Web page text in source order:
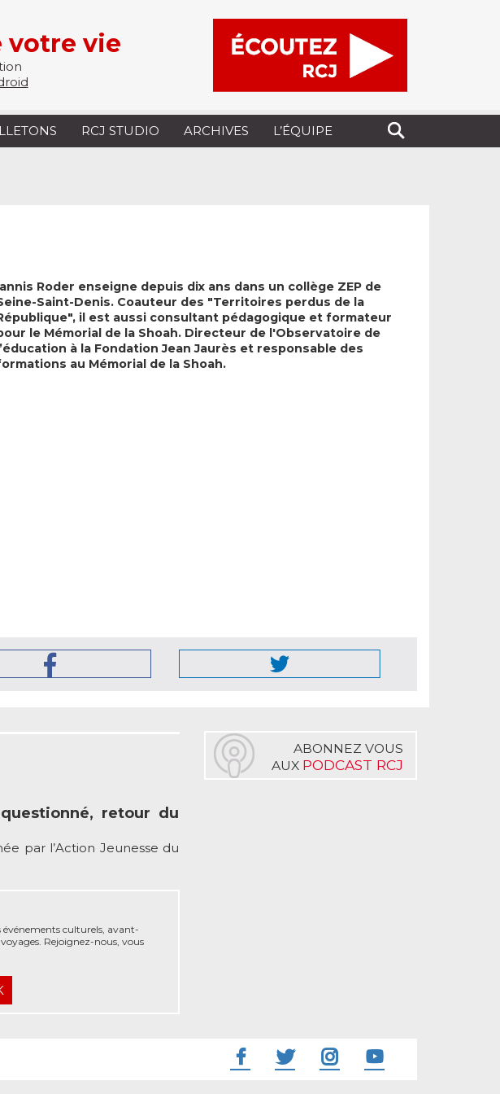
votre vie
RCJ STUDIO ARCHIVES L’ÉQUIPE
Roder enseigne depuis dix ans dans un collège ZEP de
Saint-Denis. Coauteur des "Territoires perdus de la
il est aussi consultant pédagogique et formateur
le Mémorial de la Shoah. Directeur de l'Observatoire de
à la Fondation Jean Jaurès et responsable des
au Mémorial de la Shoah.
retour du
par l’Action Jeunesse du
événements culturels, avant-
Rejoignez-nous, vous
ABONNEZ VOUS
AUX PODCAST RCJ